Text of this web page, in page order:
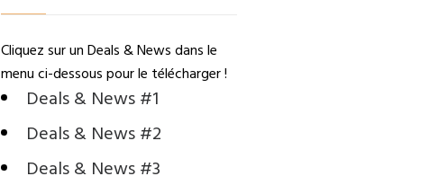
Cliquez sur un Deals & News dans le
menu ci-dessous pour le télécharger !
Deals & News #1
Deals & News #2
Deals & News #3